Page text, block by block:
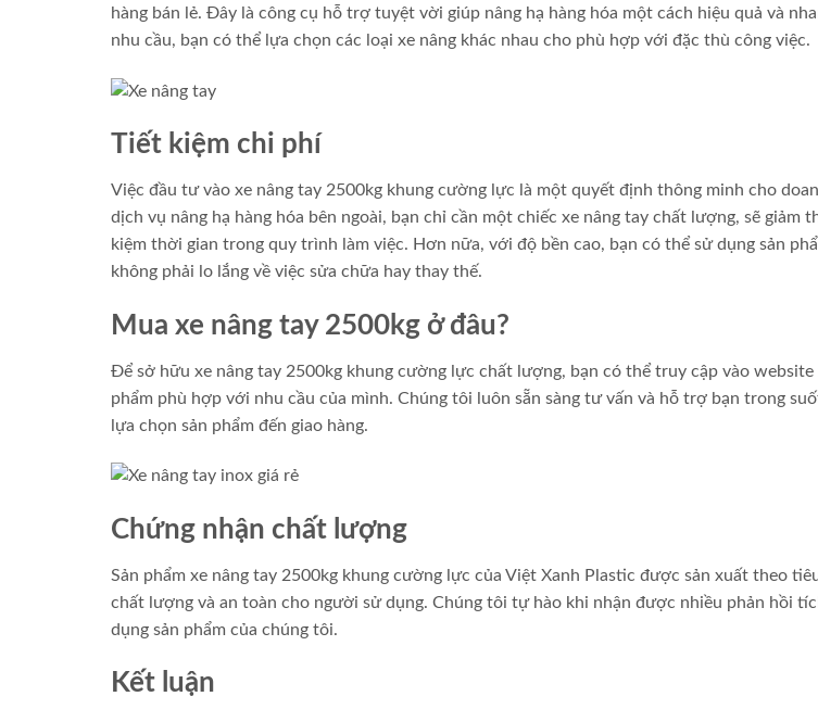
hàng bán lẻ. Đây là công cụ hỗ trợ tuyệt vời giúp nâng hạ hàng hóa một cách hiệu quả và
nhu cầu, bạn có thể lựa chọn các loại xe nâng khác nhau cho phù hợp với đặc thù công việc.
Tiết kiệm chi phí
Việc đầu tư vào xe nâng tay 2500kg khung cường lực là một quyết định thông minh cho
dịch vụ nâng hạ hàng hóa bên ngoài, bạn chỉ cần một chiếc xe nâng tay chất lượng, sẽ giảm
kiệm thời gian trong quy trình làm việc. Hơn nữa, với độ bền cao, bạn có thể sử dụng sản
không phải lo lắng về việc sửa chữa hay thay thế.
Mua xe nâng tay 2500kg ở đâu?
Để sở hữu xe nâng tay 2500kg khung cường lực chất lượng, bạn có thể truy cập vào website
phẩm phù hợp với nhu cầu của mình. Chúng tôi luôn sẵn sàng tư vấn và hỗ trợ bạn trong
lựa chọn sản phẩm đến giao hàng.
Chứng nhận chất lượng
Sản phẩm xe nâng tay 2500kg khung cường lực của Việt Xanh Plastic được sản xuất theo
chất lượng và an toàn cho người sử dụng. Chúng tôi tự hào khi nhận được nhiều phản hồi
dụng sản phẩm của chúng tôi.
Kết luận